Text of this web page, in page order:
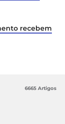
recebem
6665 Artigos